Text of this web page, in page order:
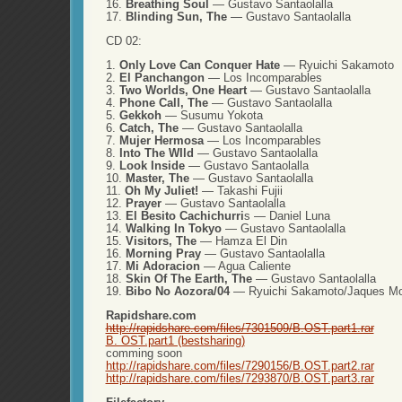
16. Breathing Soul — Gustavo Santaolalla
17. Blinding Sun, The— Gustavo Santaolalla
CD 02:
1. Only Love Can Conquer Hate— Ryuichi Sakamoto
2. El Panchangon— Los Incomparables
3. Two Worlds, One Heart — Gustavo Santaolalla
4. Phone Call, The— Gustavo Santaolalla
5. Gekkoh— Susumu Yokota
6. Catch, The — Gustavo Santaolalla
7. Mujer Hermosa— Los Incomparables
8.
Into The WIld — Gustavo Santaolalla
9. Look Inside— Gustavo Santaolalla
10. Master, The — Gustavo Santaolalla
11. Oh My Juliet! — Takashi Fujii
12. Prayer — Gustavo Santaolalla
13. El Besito Cachichurris — Daniel Luna
14. Walking In Tokyo— Gustavo Santaolalla
15. Visitors, The— Hamza El Din
16. Morning Pray— Gustavo Santaolalla
17. Mi Adoracion — Agua Caliente
18. Skin Of The Earth, The — Gustavo Santaolalla
19. Bibo No Aozora/04 — Ryuichi Sakamoto/Jaques
Rapidshare.com
http://rapidshare.com/files/7301509/B.OST.part1.rar
B. OST.part1 (bestsharing)
comming soon
http://rapidshare.com/files/7290156/B.OST.part2.rar
http://rapidshare.com/files/7293870/B.OST.part3.rar